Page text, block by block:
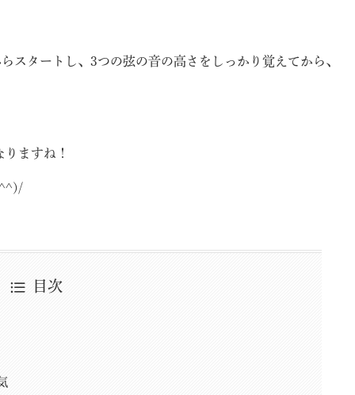
スタートし、3つの弦の音の高さをしっかり覚えてから、
ますね！
目次